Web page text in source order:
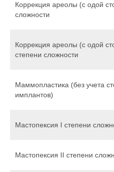
Коррекция ареолы (с одой
сложности
Коррекция ареолы (с одой
степени сложности
Маммопластика (без учета
имплантов)
Мастопексия I степени
Мастопексия II степени